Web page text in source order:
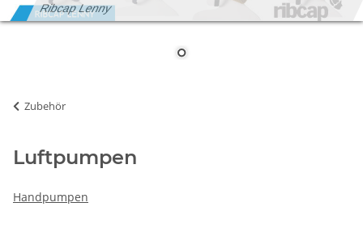
Ribcap Lenny
Zubehör
Luftpumpen
Handpumpen